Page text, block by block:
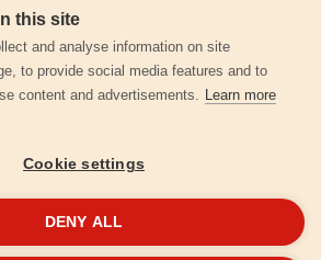
- Všechna práva vyhrazena
VytvořiloFEO
this site
and analyse information on site
to provide social media features and to
content and advertisements. Learn more
Cookie settings
DENY ALL